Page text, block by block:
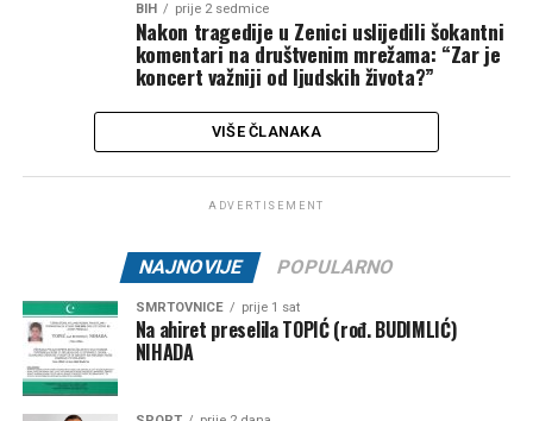
BIH prije 2 sedmice
Nakon tragedije u Zenici uslijedili šokantni
komentari na društvenim mrežama: “Zar je
koncert važniji od ljudskih života?”
VIŠE ČLANAKA
ADVERTISEMENT
NAJNOVIJE POPULARNO
SMRTOVNICE prije 1 sat
Na ahiret preselila TOPIĆ (rođ. BUDIMLIĆ)
NIHADA